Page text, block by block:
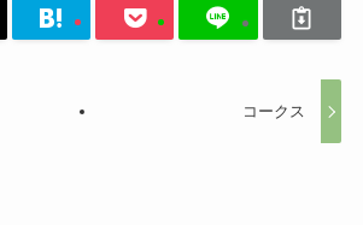
コークス